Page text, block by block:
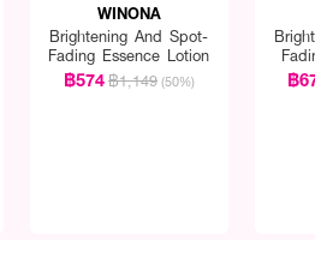
WINONA
Brightening And Spot-
Fading Essence Lotion
฿574฿1,149 (50%) ฿